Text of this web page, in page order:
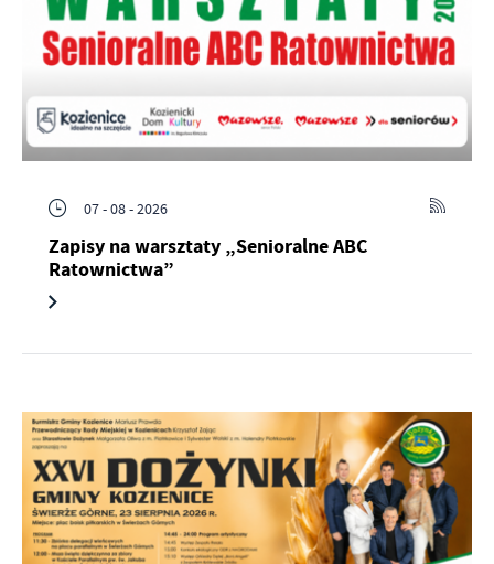
07 - 08 - 2026
Zapisy na warsztaty „Senioralne ABC
Ratownictwa”